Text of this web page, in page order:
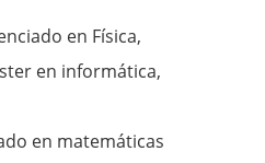
en Física,
en informática,
en matemáticas